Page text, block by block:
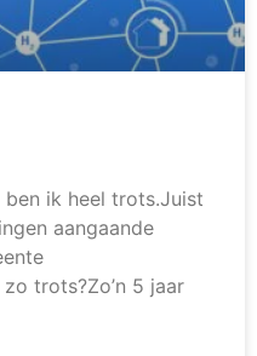
ik heel trots.Juist
aangaande
trots?Zo’n 5 jaar